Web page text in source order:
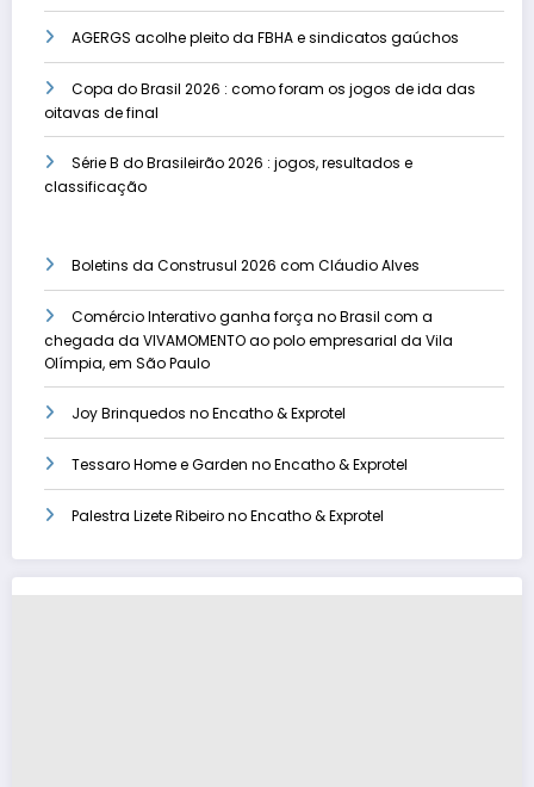
AGERGS acolhe pleito da FBHA e sindicatos gaúchos
Copa do Brasil 2026 : como foram os jogos de ida das
oitavas de final
Série B do Brasileirão 2026 : jogos, resultados e
classificação
Boletins da Construsul 2026 com Cláudio Alves
Comércio Interativo ganha força no Brasil com a
chegada da VIVAMOMENTO ao polo empresarial da Vila
Olímpia, em São Paulo
Joy Brinquedos no Encatho & Exprotel
Tessaro Home e Garden no Encatho & Exprotel
Palestra Lizete Ribeiro no Encatho & Exprotel